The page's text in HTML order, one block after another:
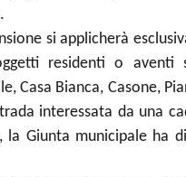
si applicherà
residenti o aventi
Casa Bianca, Casone,
interessata da una
la Giunta municipale ha